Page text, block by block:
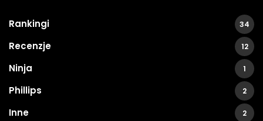
Rankingi 34
Recenzje 12
Ninja 1
Phillips 2
Inne 2